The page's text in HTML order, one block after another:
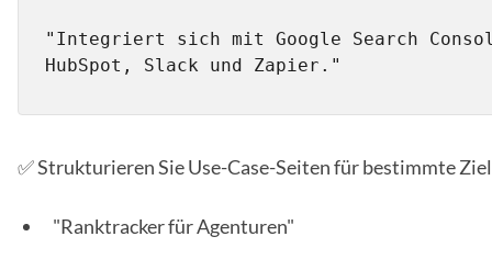
"Integriert sich mit Google Search
HubSpot, Slack und Zapier."
✅ Strukturieren Sie Use-Case-Seiten für bestimmte
"Ranktracker für Agenturen"